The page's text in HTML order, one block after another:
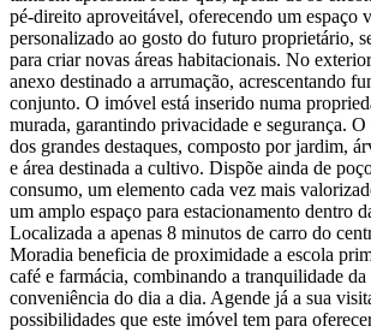
pé-direito aproveitável, oferecendo um espaço
personalizado ao gosto do futuro proprietário,
para criar novas áreas habitacionais. No
anexo destinado a arrumação, acrescentando
conjunto. O imóvel está inserido numa
murada, garantindo privacidade e segurança.
dos grandes destaques, composto por jardim,
e área destinada a cultivo. Dispõe ainda de
consumo, um elemento cada vez mais
um amplo espaço para estacionamento dentro
Localizada a apenas 8 minutos de carro do
Moradia beneficia de proximidade a escola
café e farmácia, combinando a tranquilidade da
conveniência do dia a dia. Agende já a sua
possibilidades que este imóvel tem para